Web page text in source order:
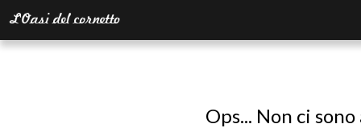
Ops... Non ci